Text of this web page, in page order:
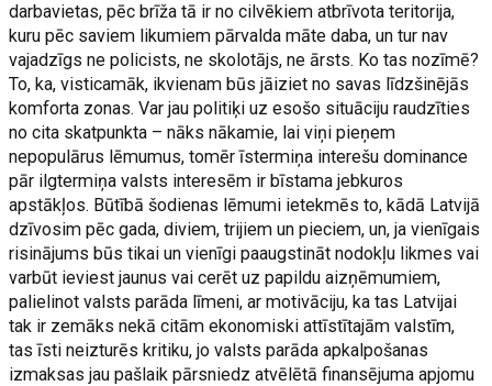
darbavietas, pēc brīža tā ir no cilvēkiem atbrīvota teritorija,
kuru pēc saviem likumiem pārvalda māte daba, un tur nav
vajadzīgs ne policists, ne skolotājs, ne ārsts. Ko tas nozīmē?
To, ka, visticamāk, ikvienam būs jāiziet no savas līdzšinējās
komforta zonas. Var jau politiķi uz esošo situāciju raudzīties
no cita skatpunkta – nāks nākamie, lai viņi pieņem
nepopulārus lēmumus, tomēr īstermiņa interešu dominance
pār ilgtermiņa valsts interesēm ir bīstama jebkuros
apstākļos. Būtībā šodienas lēmumi ietekmēs to, kādā Latvijā
dzīvosim pēc gada, diviem, trijiem un pieciem, un, ja vienīgais
risinājums būs tikai un vienīgi paaugstināt nodokļu likmes vai
varbūt ieviest jaunus vai cerēt uz papildu aizņēmumiem,
palielinot valsts parāda līmeni, ar motivāciju, ka tas Latvijai
tak ir zemāks nekā citām ekonomiski attīstītajām valstīm,
tas īsti neizturēs kritiku, jo valsts parāda apkalpošanas
izmaksas jau pašlaik pārsniedz atvēlētā finansējuma apjomu